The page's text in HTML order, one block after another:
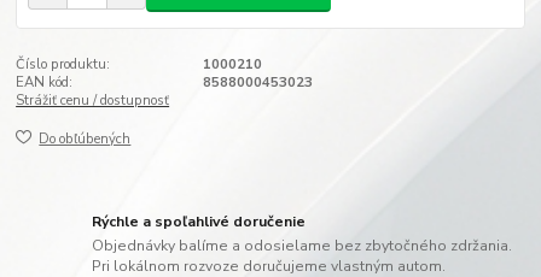
Číslo produktu:
1000210
EAN kód:
8588000453023
Strážiť cenu / dostupnosť
Do obľúbených
Rýchle a spoľahlivé doručenie
Objednávky balíme a odosielame bez zbytočného zdržania.
Pri lokálnom rozvoze doručujeme vlastným autom.